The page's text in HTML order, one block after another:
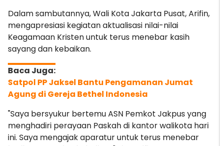
Dalam sambutannya, Wali Kota Jakarta Pusat, Arifin,
mengapresiasi kegiatan aktualisasi nilai-nilai
Keagamaan Kristen untuk terus menebar kasih
sayang dan kebaikan.
Satpol PP Jaksel Bantu Pengamanan Jumat
Agung di Gereja Bethel Indonesia
"Saya bersyukur bertemu ASN Pemkot Jakpus yang
menghadiri perayaan Paskah di kantor walikota hari
ini. Saya mengajak aparatur untuk terus menebar